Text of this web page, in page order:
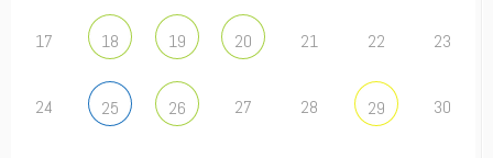
17 18 19 20 21 22 23
24 25 26 27 28 29 30